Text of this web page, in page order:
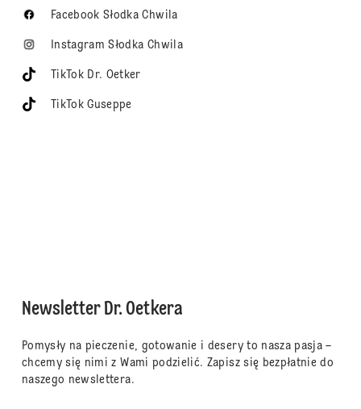
Facebook Słodka Chwila
Instagram Słodka Chwila
TikTok Dr. Oetker
TikTok Guseppe
Newsletter Dr. Oetkera
Pomysły na pieczenie, gotowanie i desery to nasza pasja –
chcemy się nimi z Wami podzielić. Zapisz się bezpłatnie do
naszego newslettera.